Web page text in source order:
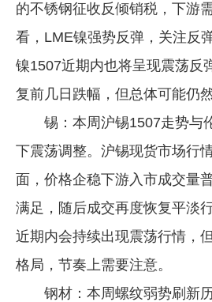
的不锈钢征收反倾销税，下游
看，LME镍强势反弹，关注反
镍1507近期内也将呈现震荡反
复前几日跌幅，但总体可能仍
锡：本周沪锡1507走势与
下震荡调整。沪锡现货市场行
面，价格企稳下游入市成交量
满足，随后成交再度恢复平淡
近期内会持续出现震荡行情，
格局，节奏上需要注意。
钢材：本周螺纹弱势刷新历